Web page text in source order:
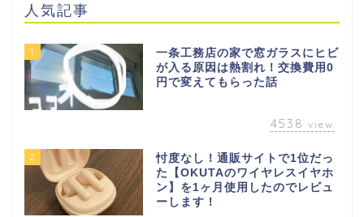
人気記事
1
一条工務店の家で窓ガラスにヒビ
が入る原因は熱割れ！交換費用0
円で変えてもらった話
4538 view
2
忖度なし！通販サイトで1位だっ
た【OKUTAのワイヤレスイヤホ
ン】を1ヶ月使用したのでレビュ
ーします！